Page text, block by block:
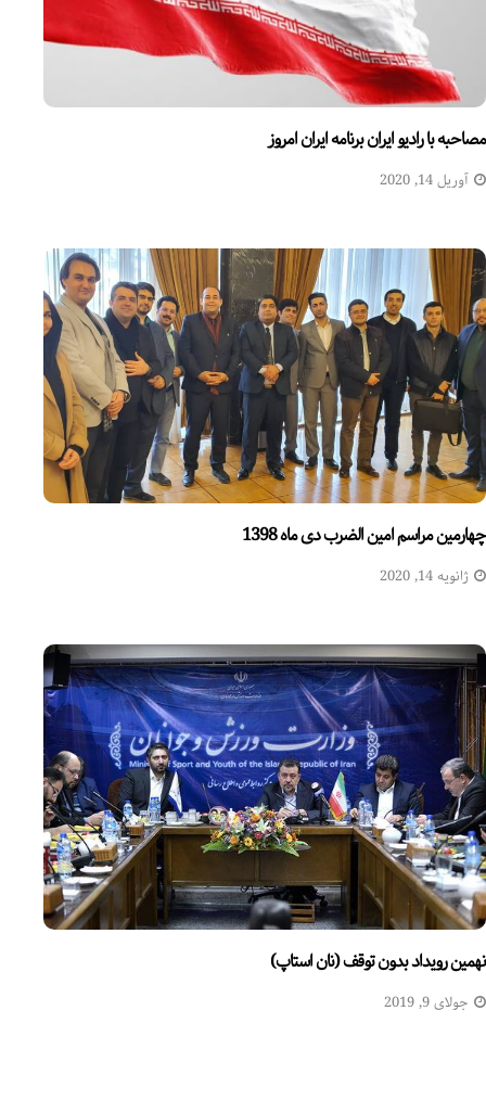
مصاحبه با رادیو ایران برنامه ایران امروز
آوریل 14, 2020
چهارمین مراسم امین الضرب دی ماه 1398
ژانویه 14, 2020
نهمین رویداد بدون توقف (نان استاپ)
جولای 9, 2019